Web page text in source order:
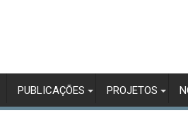
PUBLICAÇÕES PROJETOS